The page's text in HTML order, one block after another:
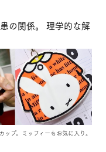
の関係。 理学的な解
プ。ミッフィーもお気に入り。